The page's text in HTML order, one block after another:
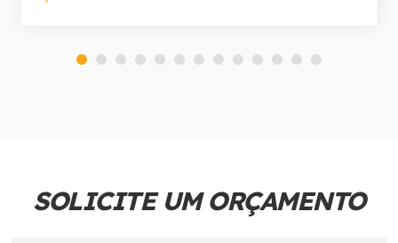
SOLICITE UM ORÇAMENTO